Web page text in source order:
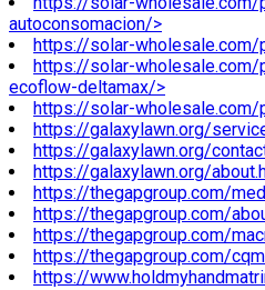
autoconsomacion/>
https://solar-
https://solar-
ecoflow-deltamax/>
https://solar-
https://galaxylawn.org/
https://galaxylawn.org/
https://galaxylawn.org/
https://thegapgroup.com/
https://thegapgroup.com/
https://thegapgroup.com/
https://thegapgroup.com/
https://